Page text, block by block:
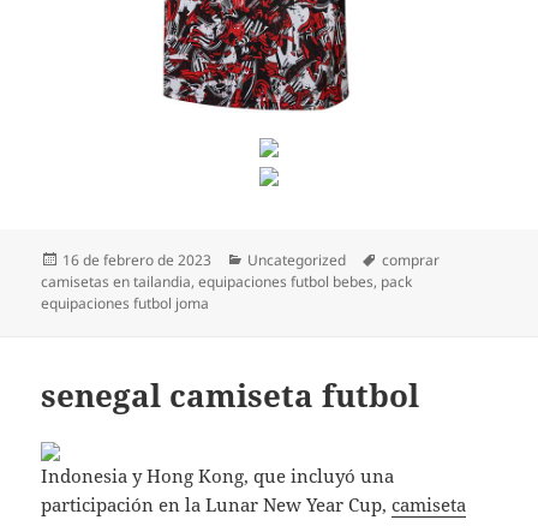
Publicado
el
16 de febrero de 2023 Categorías
Uncategorized Etiquetas
comprar
camisetas en tailandia,equipaciones futbol bebes, pack
equipaciones futbol joma
senegal camiseta futbol
Indonesia y Hong Kong, que incluyó una
participación en la Lunar New Year Cup,camiseta